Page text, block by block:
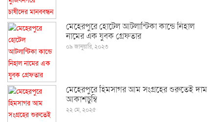
মেহেরপুরে হোটেল আটলান্টিকা কান্ডে নিহাল
নামের এক যুবক গ্রেফতার
০৯ জানুয়ারি, ২০২৩
মেহেরপুরে হিমসাগর আম সংগ্রহের শুরুতেই দাম
আকাশচুম্বি
২২ মে, ২০২৫